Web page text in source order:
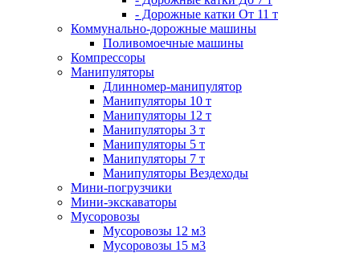
- Дорожные катки От 11 т
Коммунально-дорожные машины
Поливомоечные машины
Компрессоры
Манипуляторы
Длинномер-манипулятор
Манипуляторы 10 т
Манипуляторы 12 т
Манипуляторы 3 т
Манипуляторы 5 т
Манипуляторы 7 т
Манипуляторы Вездеходы
Мини-погрузчики
Мини-экскаваторы
Мусоровозы
Мусоровозы 12 м3
Мусоровозы 15 м3